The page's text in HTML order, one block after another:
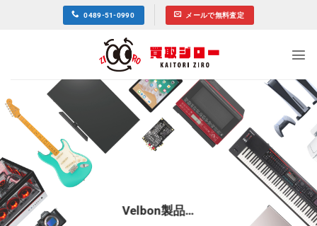
0489-51-0990 メールで無料査定
Velbon製品…